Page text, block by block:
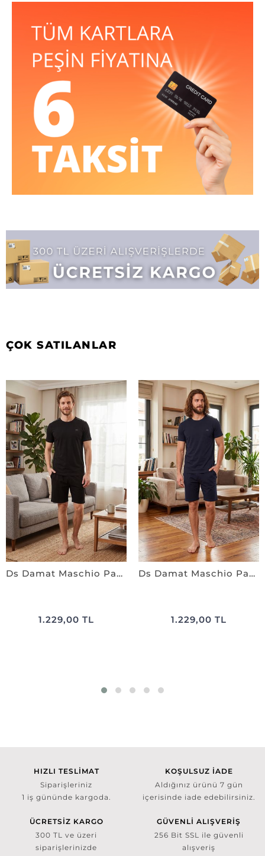
ÇOK SATILANLAR
Ds Damat Maschio Pamuk Şort Takım SİYAH
1.229,00 TL
Ds Damat Maschio Pamuk Şort Takım LACİVERT
1.229,00 TL
HIZLI TESLİMAT
Siparişleriniz
1 iş gününde kargoda.
KOŞULSUZ İADE
Aldığınız ürünü 7 gün
içerisinde iade edebilirsiniz.
ÜCRETSİZ KARGO
300 TL ve üzeri
siparişlerinizde
GÜVENLİ ALIŞVERİŞ
256 Bit SSL ile güvenli
alışveriş